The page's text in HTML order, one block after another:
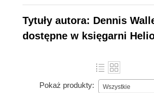
Tytuły autora: Dennis
dostępne w księgarni
Pokaż produkty: Wszystkie